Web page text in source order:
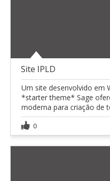
Site IPLD
Um site desenvolvido em
*starter theme* Sage
moderna para criação de
0